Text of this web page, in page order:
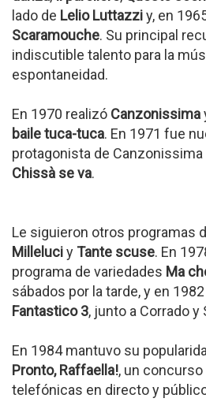
lado de Lelio Luttazziy, en
Scaramouche. Su principal
indiscutible talento para la
espontaneidad.
En 1970 realizó Canzonissima
baile tuca-tuca. En 1971 fue
protagonista de
Chissà se va.
Le siguieron otros programas
Milleluciy Tante scuse. En
programa de variedades Ma
sábados por la tarde, y en
Fantastico 3, junto a Corrado y
En 1984 mantuvo su
Pronto, Raffaella!, un
telefónicas en directo y